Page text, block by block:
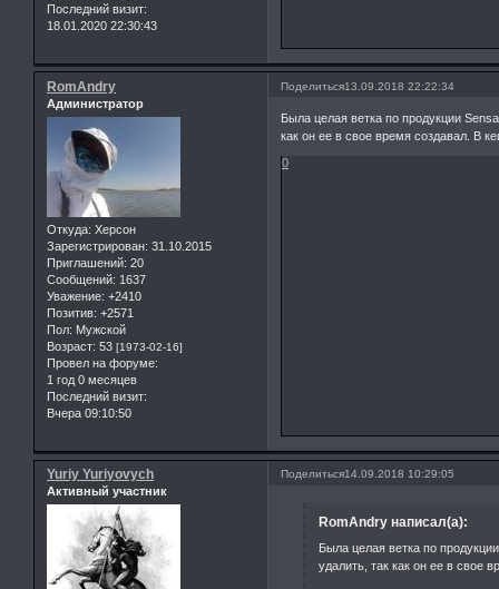
Последний визит:
18.01.2020 22:30:43
Поделиться13.09.2018 22:22:34
RomAndry
Администратор
Откуда: Херсон
Зарегистрирован: 31.10.2015
Приглашений: 20
Сообщений: 1637
Уважение: +2410
Позитив: +2571
Пол: Мужской
Возраст: 53 [1973-02-16]
Провел на форуме:
1 год 0 месяцев
Последний визит:
Вчера 09:10:50
Была целая ветка по продукции
как он ее в свое время создавал. В
0
Поделиться14.09.2018 10:29:05
Yuriy Yuriyovych
Активный участник
RomAndry написал(а):
Была целая ветка по
удалить, так как он ее в свое